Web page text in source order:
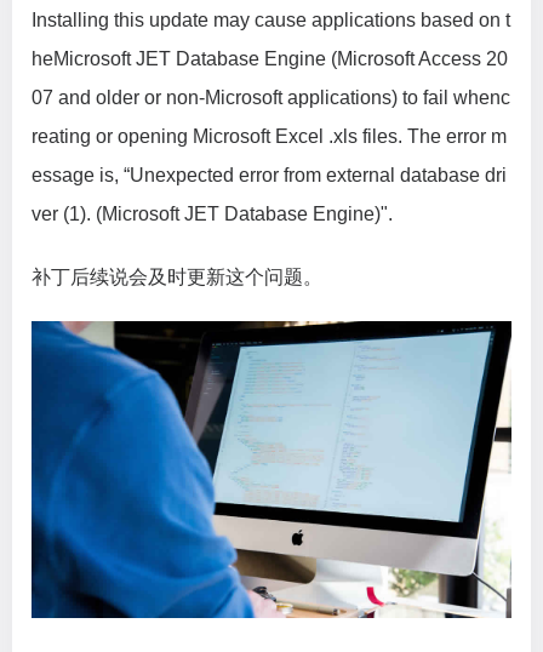
Installing this update may cause applications based on t
heMicrosoft JET Database Engine (Microsoft Access 20
07 and older or non-Microsoft applications) to fail whenc
reating or opening Microsoft Excel .xls files. The error m
essage is, “Unexpected error from external database dri
ver (1). (Microsoft JET Database Engine)".
补丁后续说会及时更新这个问题。